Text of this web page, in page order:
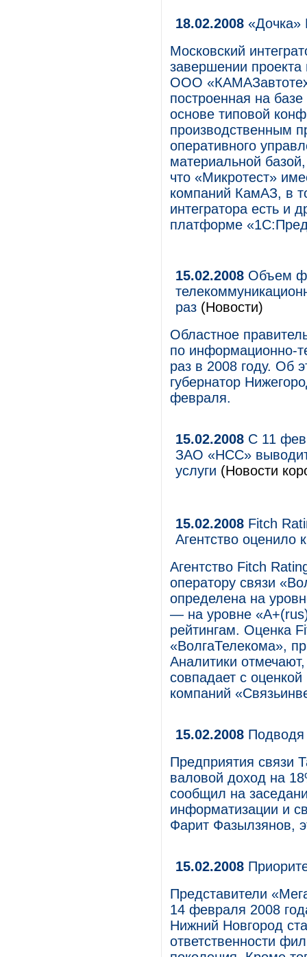
18.02.2008
Московский
завершении проекта
ООО
построенная на
основе типовой
производственным
оперативного
материальной
что «Микротест»
компаний КамАЗ, в
интегратора есть и
платформе
15.02.2008 Объем
раз (Новости)
Областное
по информационно-
раз в 2008 году. Об
губернатор
февраля.
15.02.2008 С 11
ЗАО «НСС» выводит
услуги (Новости
15.02.2008 Fitch
Агентство оценило
Агентство Fitch
оператору связи
определена на
— на уровне
рейтингам. Оценка
«ВолгаТелекома»,
Аналитики
совпадает с
компаний
15.02.2008 Подводя
Предприятия связи
валовой доход на
сообщил на
информатизации и
Фарит Фазылзянов,
15.02.2008
Представители
14 февраля 2008
Нижний Новгород
ответственности